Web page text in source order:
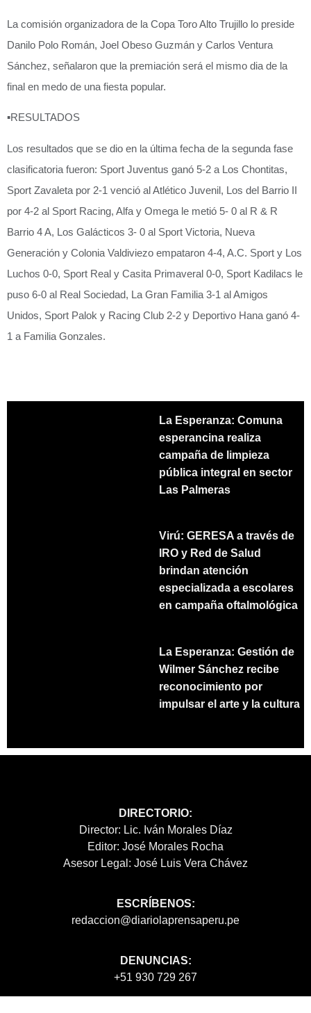
La comisión organizadora de la Copa Toro Alto Trujillo lo preside
Danilo Polo Román, Joel Obeso Guzmán y Carlos Ventura
Sánchez, señalaron que la premiación será el mismo dia de la
final en medo de una fiesta popular.
▪️RESULTADOS
Los resultados que se dio en la última fecha de la segunda fase
clasificatoria fueron: Sport Juventus ganó 5-2 a Los Chontitas,
Sport Zavaleta por 2-1 venció al Atlético Juvenil, Los del Barrio II
por 4-2 al Sport Racing, Alfa y Omega le metió 5- 0 al R & R
Barrio 4 A, Los Galácticos 3- 0 al Sport Victoria, Nueva
Generación y Colonia Valdiviezo empataron 4-4, A.C. Sport y Los
Luchos 0-0, Sport Real y Casita Primaveral 0-0, Sport Kadilacs le
puso 6-0 al Real Sociedad, La Gran Familia 3-1 al Amigos
Unidos, Sport Palok y Racing Club 2-2 y Deportivo Hana ganó 4-
1 a Familia Gonzales.
La Esperanza: Comuna
esperancina realiza
campaña de limpieza
pública integral en sector
Las Palmeras
Virú: GERESA a través de
IRO y Red de Salud
brindan atención
especializada a escolares
en campaña oftalmológica
La Esperanza: Gestión de
Wilmer Sánchez recibe
reconocimiento por
impulsar el arte y la cultura
DIRECTORIO:
Director: Lic. Iván Morales Díaz
Editor: José Morales Rocha
Asesor Legal: José Luis Vera Chávez
ESCRÍBENOS:
redaccion@diariolaprensaperu.pe
DENUNCIAS:
+51 930 729 267